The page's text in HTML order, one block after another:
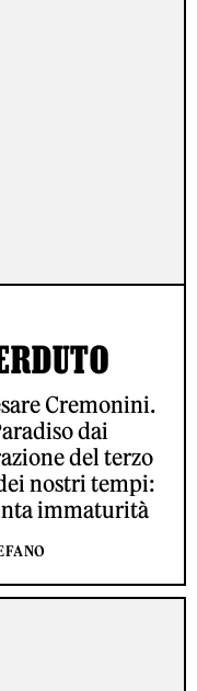
Cremonini.
dai
del terzo
nostri tempi:
immaturità